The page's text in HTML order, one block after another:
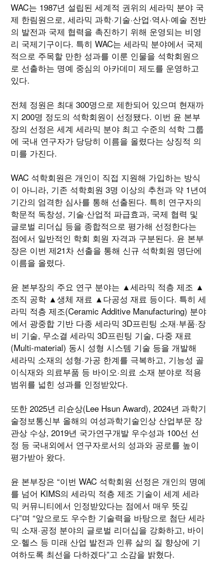
WAC는 1987년 설립된 세계적 권위의 세라믹 분야 국
제 한림원으로, 세라믹 과학·기술·산업·역사·예술 전반
의 발전과 국제 협력을 촉진하기 위해 운영되는 비영
리 국제기구이다. 특히 WAC는 세라믹 분야에서 국제
적으로 주목할 만한 성과를 이룬 인물을 석학회원으
로 선출하는 명예 중심의 아카데미 제도를 운영하고
있다.
전체 정원은 최대 300명으로 제한되어 있으며 현재까
지 200명 정도의 석학회원이 선정됐다. 이번 윤 본부
장의 선정은 세계 세라믹 분야 최고 수준의 석학 그룹
에 국내 연구자가 당당히 이름을 올렸다는 상징적 의
미를 가진다.
WAC 석학회원은 개인이 직접 지원해 가입하는 방식
이 아니라, 기존 석학회원 3명 이상의 추천과 약 1년여
기간의 엄격한 심사를 통해 선출된다. 특히 연구자의
학문적 독창성, 기술·산업적 파급효과, 국제 협력 및
글로벌 리더십 등을 종합적으로 평가해 선정한다는
점에서 일반적인 학회 회원 자격과 구분된다. 윤 본부
장은 이번 제21차 선출을 통해 신규 석학회원 명단에
이름을 올렸다.
윤 본부장의 주요 연구 분야는 ▲세라믹 적층 제조 ▲
조직 공학 ▲생체 재료 ▲다공성 재료 등이다. 특히 세
라믹 적층 제조(Ceramic Additive Manufacturing) 분야
에서 광중합 기반 다종 세라믹 3D프린팅 소재·부품·장
비 기술, 무소결 세라믹 3D프린팅 기술, 다중 재료
(Multi-material) 동시 성형 시스템 기술 등을 개발해
세라믹 소재의 성형·가공 한계를 극복하고, 기능성 골
이식재와 의료부품 등 바이오·의료 소재 분야로 적용
범위를 넓힌 성과를 인정받았다.
또한 2025년 리ㅤ슌상(Lee Hsun Award), 2024년 과학기
술정보통신부 올해의 여성과학기술인상 산업부문 장
관상 수상, 2019년 국가연구개발 우수성과 100선 선
정 등 국내외에서 연구자로서의 성과와 공로를 높이
평가받아 왔다.
윤 본부장은 “이번 WAC 석학회원 선정은 개인의 명예
를 넘어 KIMS의 세라믹 적층 제조 기술이 세계 세라
믹 커뮤니티에서 인정받았다는 점에서 매우 뜻깊
다”며 “앞으로도 우수한 기술력을 바탕으로 첨단 세라
믹 소재·공정 분야의 글로벌 리더십을 강화하고, 바이
오·헬스 등 미래 산업 발전과 인류 삶의 질 향상에 기
여하도록 최선을 다하겠다”고 소감을 밝혔다.